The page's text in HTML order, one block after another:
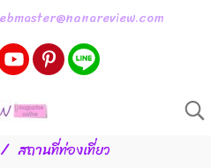
สถานที่ท่องเที่ยว